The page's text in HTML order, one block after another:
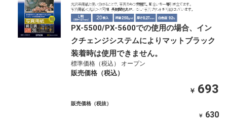
PX-5500/PX-5600での使用の場合、イン
クチェンジシステムによりマットブラック
装着時は使用できません。
標準価格（税込） オープン
販売価格（税込）
￥ 693
販売価格（税抜）
￥ 630